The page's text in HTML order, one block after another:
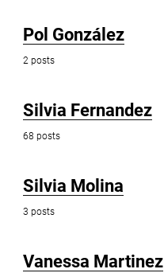
Pol González
2 posts
Silvia Fernandez
68 posts
Silvia Molina
3 posts
Vanessa Martinez